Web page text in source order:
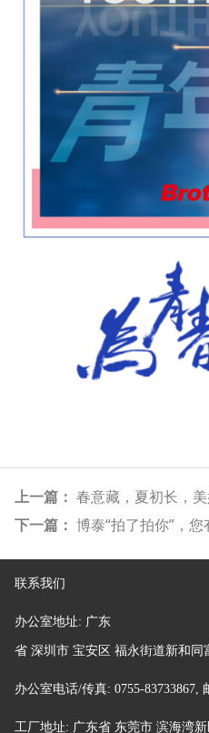
上一篇： 春意藏，夏初长，
下一篇： 博泰“拍了拍你”，
联系我们
办公室地址: 广东
省 深圳市 宝安区 福永街道新和同
办公室电话/传真: 0755-83733867,
工厂地址: 广东省 东莞市 滨海湾